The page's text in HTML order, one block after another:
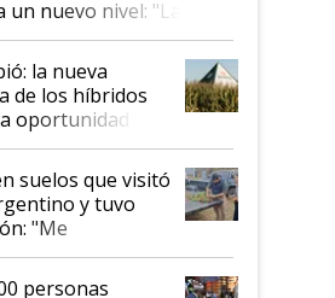
nuevo nivel: "Las
de crecimiento son
la nueva
de los híbridos
oportunidad en
suelos que visitó
y tuvo
"Me
personas